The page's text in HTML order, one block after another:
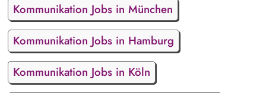
Kommunikation Jobs in München
Kommunikation Jobs in Hamburg
Kommunikation Jobs in Köln